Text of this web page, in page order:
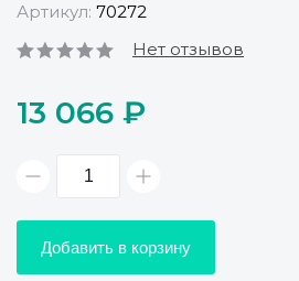
Артикул: 70272
Нет отзывов
13 066 ₽
Добавить в корзину